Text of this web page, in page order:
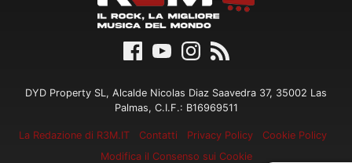
DYD Property SL, Alcalde Nicolas Diaz Saavedra 37, 35002 Las
Palmas, C.I.F.: B16969511
La Redazione di R3M.IT Contatti Privacy Policy
Cookie Policy
Modifica il Consenso sui Cookie